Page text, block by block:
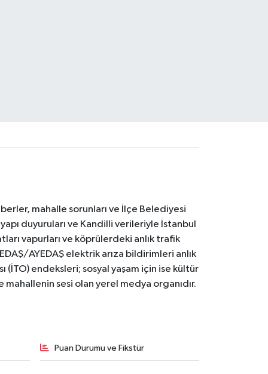
mahalle sorunları ve İlçe Belediyesi
duyuruları ve Kandilli verileriyle İstanbul
vapurları ve köprülerdeki anlık trafik
AYEDAŞ elektrik arıza bildirimleri anlık
(İTO) endeksleri; sosyal yaşam için ise kültür
sesi olan yerel medya organıdır.
Puan Durumu ve Fikstür